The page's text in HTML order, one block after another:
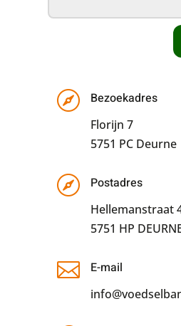
 Bezoekadres
Florijn 7
5751 PC Deurne
 Postadres
Hellemanstraat
5751 HP
 E-mail